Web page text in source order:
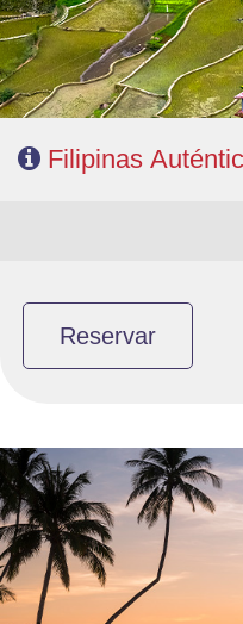
Filipinas
Reservar
- Salidas: Lunes y Viernes
- Ruta: 2 noches Manila, 2 Cebú,
y 2 El Nido
- Categoría hotelera: Turista
- Régimen: 12 desayuno y 4